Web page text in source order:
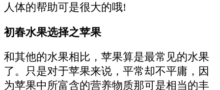
人体的帮助可是很大的哦!
初春水果选择之苹果
和其他的水果相比，苹果算是最常见的水果
了。只是对于苹果来说，平常却不平庸，因
为苹果中所富含的营养物质那可是相当的丰